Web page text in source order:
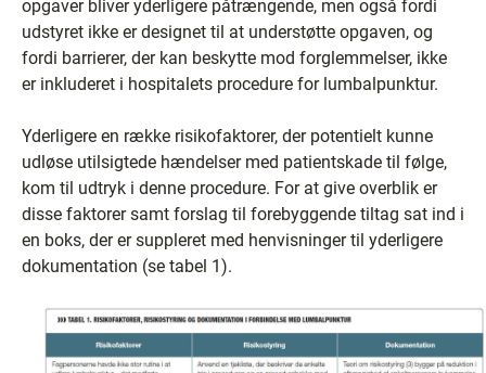
opgaver bliver yderligere påtrængende, men også fordi
udstyret ikke er designet til at understøtte opgaven, og
fordi barrierer, der kan beskytte mod forglemmelser, ikke
er inkluderet i hospitalets procedure for lumbalpunktur.
Yderligere en række risikofaktorer, der potentielt kunne
udløse utilsigtede hændelser med patientskade til følge,
kom til udtryk i denne procedure. For at give overblik er
disse faktorer samt forslag til forebyggende tiltag sat ind i
en boks, der er suppleret med henvisninger til yderligere
dokumentation (se tabel 1).